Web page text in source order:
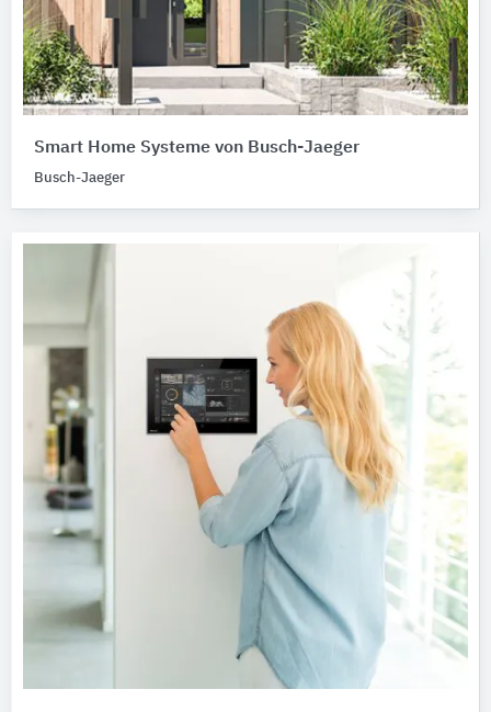
Smart Home Systeme von Busch-Jaeger
Busch-Jaeger